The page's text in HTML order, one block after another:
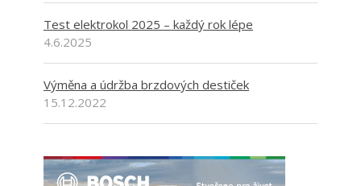
Test elektrokol 2025 – každý rok lépe
4.6.2025
Výměna a údržba brzdových destiček
15.12.2022